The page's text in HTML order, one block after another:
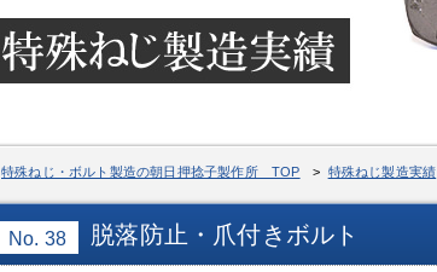
特殊ねじ・ボルト製造の朝日押捻子製作所 TOP > 特殊ねじ製造実績
No. 38 脱落防止・爪付きボルト